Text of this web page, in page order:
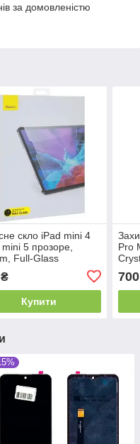
за домовленістю
скло iPad mini 4
5 прозоре,
Full-Glass
Artifact)
Baseus
Купити
Pro
700